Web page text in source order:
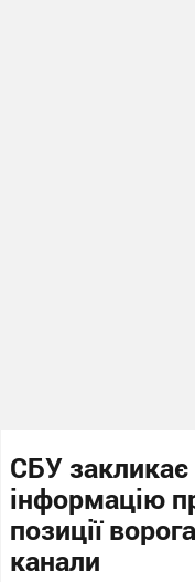
СБУ
інформацію
позиції
канали